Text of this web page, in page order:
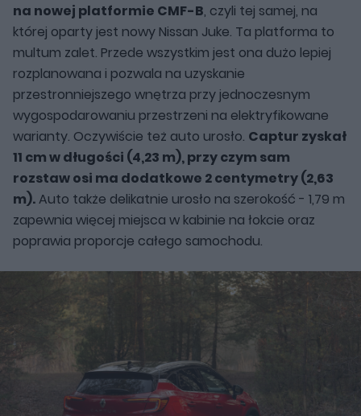
na nowej platformie CMF-B, czyli tej samej, na
której oparty jest nowy Nissan Juke. Ta platforma to
multum zalet. Przede wszystkim jest ona dużo lepiej
rozplanowana i pozwala na uzyskanie
przestronniejszego wnętrza przy jednoczesnym
wygospodarowaniu przestrzeni na elektryfikowane
warianty. Oczywiście też auto urosło. Captur zyskał
11 cm w długości (4,23 m), przy czym sam
rozstaw osi ma dodatkowe 2 centymetry (2,63
m).Auto także delikatnie urosło na szerokość - 1,79 m
zapewnia więcej miejsca w kabinie na łokcie oraz
poprawia proporcje całego samochodu.